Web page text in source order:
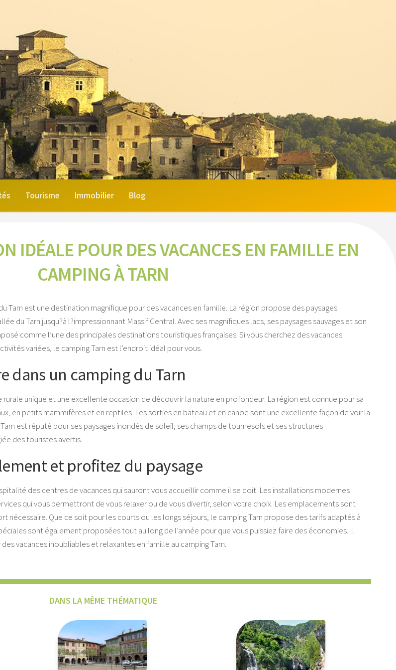
Tourisme Immobilier Blog
IDÉALE POUR DES VACANCES EN FAMILLE EN
CAMPING À TARN
Tarn est une destination magnifique pour des vacances en famille. La région propose des paysages
du Tarn jusqu?à l?impressionnant Massif Central. Avec ses magnifiques lacs, ses paysages sauvages et son
comme l’une des principales destinations touristiques françaises. Si vous cherchez des vacances
variées, le camping Tarn est l’endroit idéal pour vous.
dans un camping du Tarn
rurale unique et une excellente occasion de découvrir la nature en profondeur. La région est connue pour sa
en petits mammifères et en reptiles. Les sorties en bateau et en canoë sont une excellente façon de voir la
est réputé pour ses paysages inondés de soleil, ses champs de tournesols et ses structures
des touristes avertis.
et profitez du paysage
des centres de vacances qui sauront vous accueillir comme il se doit. Les installations modernes
qui vous permettront de vous relaxer ou de vous divertir, selon votre choix. Les emplacements sont
Que ce soit pour les courts ou les longs séjours, le camping Tarn propose des tarifs adaptés à
sont également proposées tout au long de l’année pour que vous puissiez faire des économies. Il
vacances inoubliables et relaxantes en famille au camping Tarn.
DANS LA MÊME THÉMATIQUE